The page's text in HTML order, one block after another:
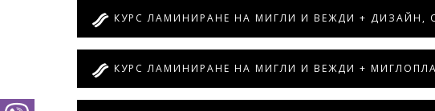
КУРС ЛАМИНИРАНЕ НА МИГЛИ И ВЕЖДИ + ДИЗАЙН,
КУРС ЛАМИНИРАНЕ НА МИГЛИ И ВЕЖДИ +